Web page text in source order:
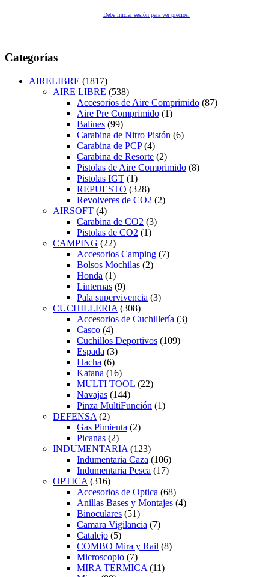
Debe iniciar sesión para ver precios.
Categorías
AIRELIBRE (1817)
AIRE LIBRE (538)
Accesorios de Aire Comprimido (87)
Aire Pre Comprimido (1)
Balines (99)
Carabina de Nitro Pistón (6)
Carabina de PCP (4)
Carabina de Resorte (2)
Pistolas de Aire Comprimido (8)
Pistolas IGT (1)
REPUESTO (328)
Revolveres de CO2 (2)
AIRSOFT (4)
Carabina de CO2 (3)
Pistolas de CO2 (1)
CAMPING (22)
Accesorios Camping (7)
Bolsos Mochilas (2)
Honda (1)
Linternas (9)
Pala supervivencia (3)
CUCHILLERIA (308)
Accesorios de Cuchillería (3)
Casco (4)
Cuchillos Deportivos (109)
Espada (3)
Hacha (6)
Katana (16)
MULTI TOOL (22)
Navajas (144)
Pinza MultiFunción (1)
DEFENSA (2)
Gas Pimienta (2)
Picanas (2)
INDUMENTARIA (123)
Indumentaria Caza (106)
Indumentaria Pesca (17)
OPTICA (316)
Accesorios de Optica (68)
Anillas Bases y Montajes (4)
Binoculares (51)
Camara Vigilancia (7)
Catalejo (5)
COMBO Mira y Rail (8)
Microscopio (7)
MIRA TERMICA (11)